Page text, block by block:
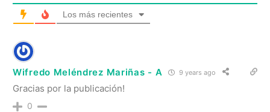
Los más recientes
Wifredo Meléndrez Mariñas - A 9 years ago
Gracias por la publicación!
0